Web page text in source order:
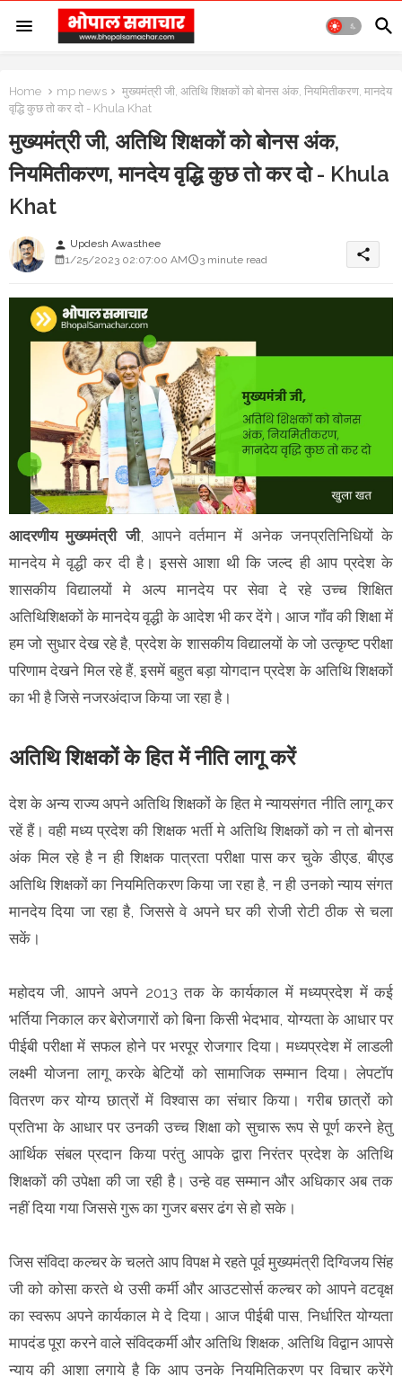
Home mp news
मुख्यमंत्री जी, अतिथि शिक्षकों को बोनस अंक, नियमितीकरण, मानदेय
वृद्धि कुछ तो कर दो - Khula Khat
मुख्यमंत्री जी, अतिथि शिक्षकों को बोनस अंक,
नियमितीकरण, मानदेय वृद्धि कुछ तो कर दो - Khula
Khat
person Updesh Awasthee
1/25/2023 02:07:00 AM
3 minute read share
आदरणीय मुख्‍यमंत्री जी, आपने वर्तमान में अनेक जनप्रतिनिधियों के
मानदेय मे वृद्धी कर दी है। इससे आशा थी कि जल्‍द ही आप प्रदेश के
शासकीय विद्यालयों मे अल्‍प मानदेय पर सेवा दे रहे उच्‍च शिक्षित
अति‍थिशिक्षकों के मानदेय वृद्धी के आदेश भी कर देंगे। आज गॉंव की शिक्षा में
हम जो सुधार देख रहे है, प्रदेश के शासकीय विद्यालयों के जो उत्‍कृष्‍ट परीक्षा
परिणाम देखने मिल रहे हैं, इसमें बहुत बड़ा योगदान प्रदेश के अतिथि शिक्षकों
का भी है जिसे नजरअंदाज किया जा रहा है।
अतिथि शिक्षकों के हित में नीति लागू करें
देश के अन्‍य राज्‍य अपने अतिथि शिक्षकों के हित मे न्‍यायसंगत नीति लागू कर
रहें हैं। वही मध्य प्रदेश की शिक्षक भर्ती मे अति‍थि शिक्षकों को न तो बोनस
अंक मिल रहे है न ही शिक्षक पात्रता परीक्षा पास कर चुके डीएड, बीएड
अतिथि शिक्षकों का नियमितिकरण किया जा रहा है, न ही उनको न्‍याय संगत
मानदेय दिया जा रहा है, जिससे वे अपने घर की रोजी रोटी ठीक से चला
सकें।
महोदय जी, आपने अपने 2013 तक के कार्यकाल में मध्यप्रदेश में कई
भर्तिया निकाल कर बेरोजगारों को बिना किसी भेदभाव, योग्‍यता के आधार पर
पीईबी परीक्षा में सफल होने पर भरपूर रोजगार दिया। मध्यप्रदेश में लाडली
लक्ष्‍मी योजना लागू करके बेटियों को सामाजिक सम्‍मान दिया। लेपटॉप
वितरण कर योग्‍य छात्रों में विश्‍वास का संचार किया। गरीब छात्रों को
प्रतिभा के आधार पर उनकी उच्‍च शिक्षा को सुचारू रूप से पूर्ण करने हेतु
आर्थिक संबल प्रदान किया परंतु आपके द्वारा निरंतर प्रदेश के अतिथि
शिक्षकों की उपेक्षा की जा रही है। उन्‍हे वह सम्‍मान और अधिकार अब तक
नहीं दिया गया जिससे गुरू का गुजर बसर ढंग से हो सके।
जिस संविदा कल्‍चर के चलते आप विपक्ष मे रहते पूर्व मुख्‍यमंत्री दिग्‍विजय सिंह
जी को कोसा करते थे उसी कर्मी और आउटसोर्स कल्‍चर को आपने वटवृक्ष
का स्‍वरूप अपने कार्यकाल मे दे दिया। आज पीईबी पास, निर्धारित योग्‍यता
मापदंड पूरा करने वाले संविदकर्मी और अतिथि शिक्षक, अतिथि विद्वान आपसे
न्‍याय की आशा लगाये है कि आप उनके नियमितिकरण पर विचार करेंगे